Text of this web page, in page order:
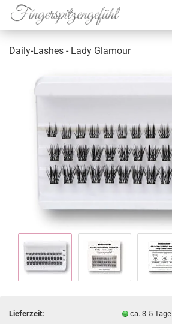
Daily-Lashes - Lady Glamour
Lieferzeit:
ca. 3-5 Tage